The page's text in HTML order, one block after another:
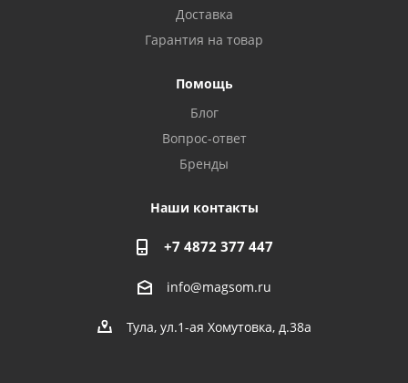
Доставка
Гарантия на товар
Помощь
Блог
Вопрос-ответ
Бренды
Наши контакты
+7 4872 377 447
info@magsom.ru
Тула, ул.1-ая Хомутовка, д.38а